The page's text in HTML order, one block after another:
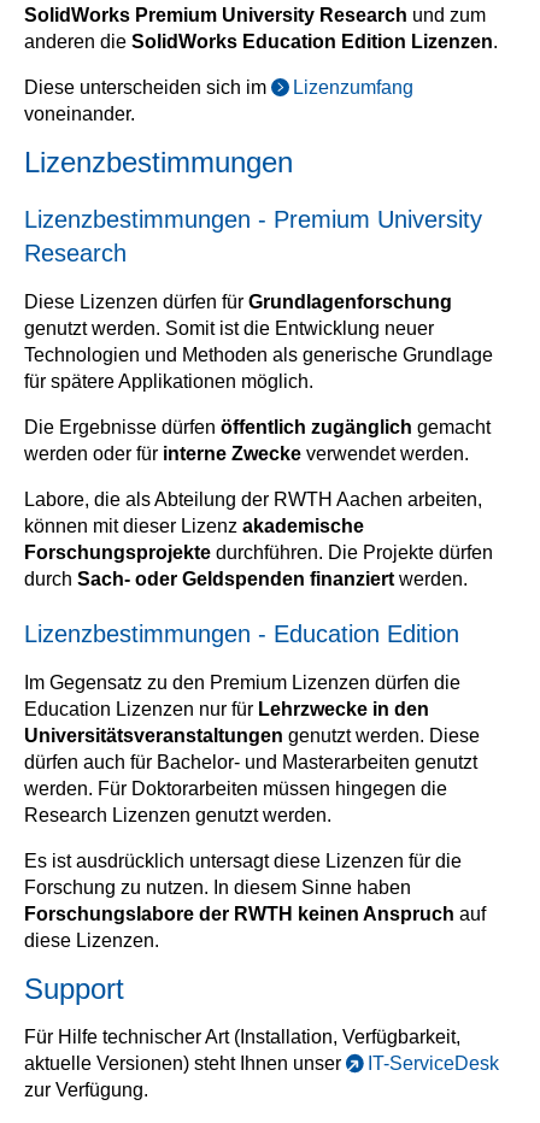
SolidWorks Premium University Research und zum
anderen die SolidWorks Education Edition Lizenzen.
Diese unterscheiden sich im
Lizenzumfang
voneinander.
Lizenzbestimmungen
Lizenzbestimmungen - Premium University
Research
Diese Lizenzen dürfen für Grundlagenforschung
genutzt werden. Somit ist die Entwicklung neuer
Technologien und Methoden als generische Grundlage
für spätere Applikationen möglich.
Die Ergebnisse dürfen öffentlich zugänglich gemacht
werden oder für interne Zwecke verwendet werden.
Labore, die als Abteilung der RWTH Aachen arbeiten,
können mit dieser Lizenz akademische
Forschungsprojekte durchführen. Die Projekte dürfen
durch Sach- oder Geldspenden finanziert werden.
Lizenzbestimmungen - Education Edition
Im Gegensatz zu den Premium Lizenzen dürfen die
Education Lizenzen nur für Lehrzwecke in den
Universitätsveranstaltungen genutzt werden. Diese
dürfen auch für Bachelor- und Masterarbeiten genutzt
werden. Für Doktorarbeiten müssen hingegen die
Research Lizenzen genutzt werden.
Es ist ausdrücklich untersagt diese Lizenzen für die
Forschung zu nutzen. In diesem Sinne haben
Forschungslabore der RWTH keinen Anspruch auf
diese Lizenzen.
Support
Für Hilfe technischer Art (Installation, Verfügbarkeit,
aktuelle Versionen) steht Ihnen unser
IT-ServiceDesk
zur Verfügung.